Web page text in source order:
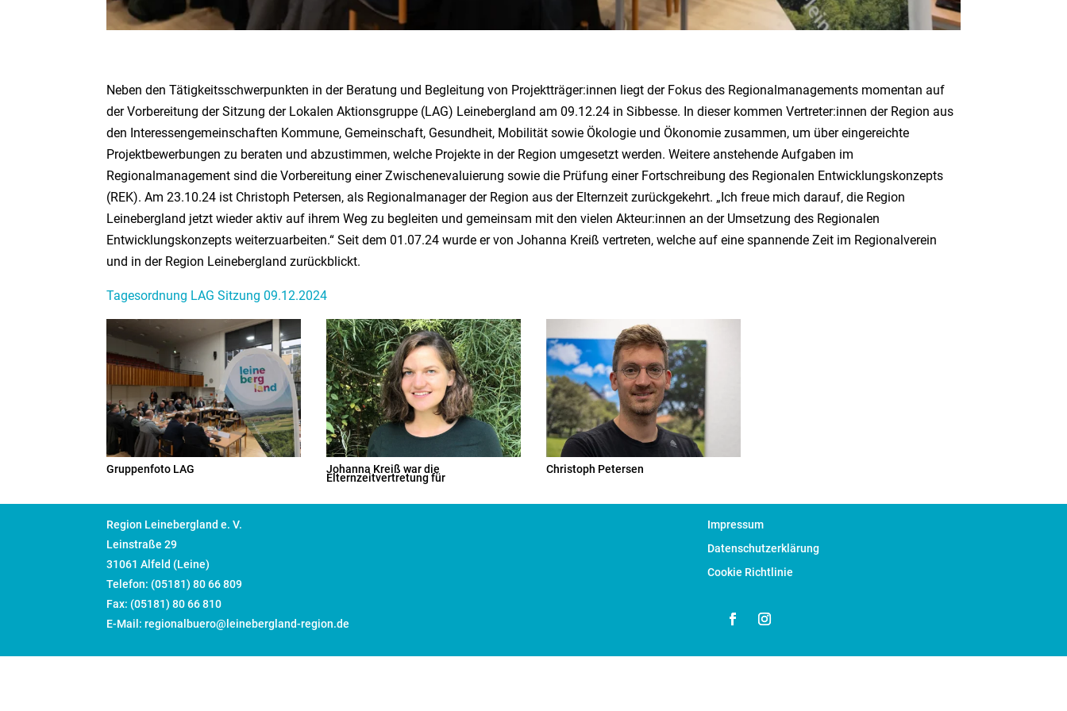
Neben den Tätigkeitsschwerpunkten in der Beratung und Begleitung von Projektträger:innen liegt der Fokus des Regionalmanagements momentan auf
der Vorbereitung der Sitzung der Lokalen Aktionsgruppe (LAG) Leinebergland am 09.12.24 in Sibbesse. In dieser kommen Vertreter:innen der Region aus
den Interessengemeinschaften Kommune, Gemeinschaft, Gesundheit, Mobilität sowie Ökologie und Ökonomie zusammen, um über eingereichte
Projektbewerbungen zu beraten und abzustimmen, welche Projekte in der Region umgesetzt werden. Weitere anstehende Aufgaben im
Regionalmanagement sind die Vorbereitung einer Zwischenevaluierung sowie die Prüfung einer Fortschreibung des Regionalen Entwicklungskonzepts
(REK). Am 23.10.24 ist Christoph Petersen, als Regionalmanager der Region aus der Elternzeit zurückgekehrt. „Ich freue mich darauf, die Region
Leinebergland jetzt wieder aktiv auf ihrem Weg zu begleiten und gemeinsam mit den vielen Akteur:innen an der Umsetzung des Regionalen
Entwicklungskonzepts weiterzuarbeiten.“ Seit dem 01.07.24 wurde er von Johanna Kreiß vertreten, welche auf eine spannende Zeit im Regionalverein
und in der Region Leinebergland zurückblickt.
Tagesordnung LAG Sitzung 09.12.2024
Gruppenfoto LAG Johanna Kreiß war die
Elternzeitvertretung für
Christoph Petersen
Region Leinebergland e. V.
Leinstraße 29
31061 Alfeld (Leine)
Telefon: (05181) 80 66 809
Fax: (05181) 80 66 810
E-Mail: regionalbuero@leinebergland-region.de
Impressum
Datenschutzerklärung
Cookie Richtlinie